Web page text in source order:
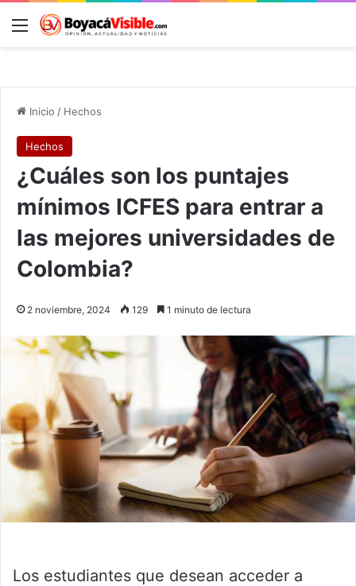
Menú
Inicio / Hechos
Hechos
¿Cuáles son los puntajes
mínimos ICFES para entrar a
las mejores universidades de
Colombia?
2 noviembre, 2024 129 1 minuto de lectura
Los estudiantes que desean acceder a